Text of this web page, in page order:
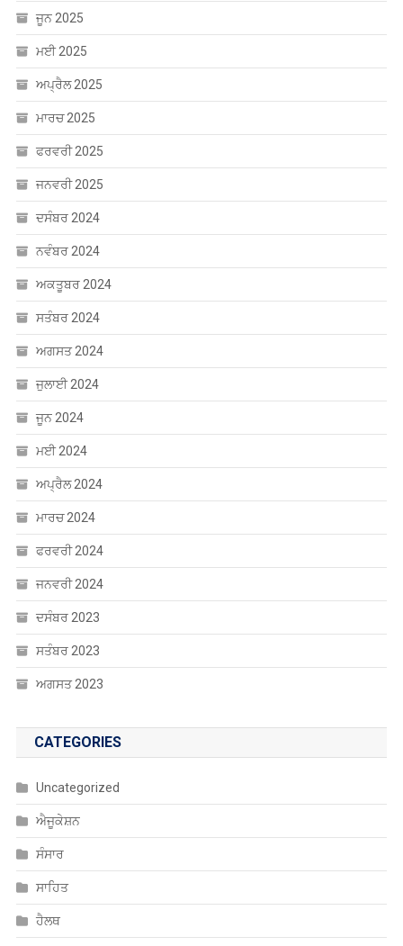
ਜੂਨ 2025
ਮਈ 2025
ਅਪ੍ਰੈਲ 2025
ਮਾਰਚ 2025
ਫਰਵਰੀ 2025
ਜਨਵਰੀ 2025
ਦਸੰਬਰ 2024
ਨਵੰਬਰ 2024
ਅਕਤੂਬਰ 2024
ਸਤੰਬਰ 2024
ਅਗਸਤ 2024
ਜੁਲਾਈ 2024
ਜੂਨ 2024
ਮਈ 2024
ਅਪ੍ਰੈਲ 2024
ਮਾਰਚ 2024
ਫਰਵਰੀ 2024
ਜਨਵਰੀ 2024
ਦਸੰਬਰ 2023
ਸਤੰਬਰ 2023
ਅਗਸਤ 2023
CATEGORIES
Uncategorized
ਐਜੂਕੇਸ਼ਨ
ਸੰਸਾਰ
ਸਾਹਿਤ
ਹੈਲਥ